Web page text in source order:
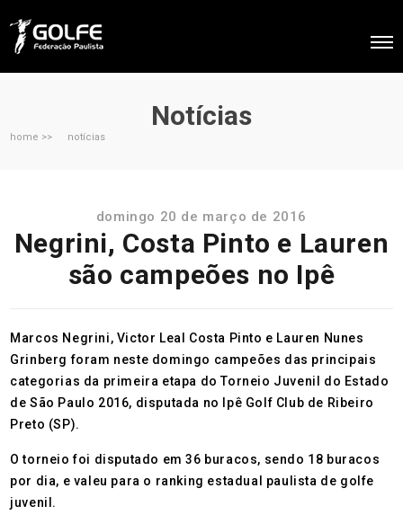
Notícias
home >> notícias
domingo 20 de março de 2016
Negrini, Costa Pinto e Lauren
são campeões no Ipê
Marcos Negrini, Victor Leal Costa Pinto e Lauren Nunes
Grinberg foram neste domingo campeões das principais
categorias da primeira etapa do Torneio Juvenil do Estado
de São Paulo 2016, disputada no Ipê Golf Club de Ribeiro
Preto (SP).
O torneio foi disputado em 36 buracos, sendo 18 buracos
por dia, e valeu para o ranking estadual paulista de golfe
juvenil.